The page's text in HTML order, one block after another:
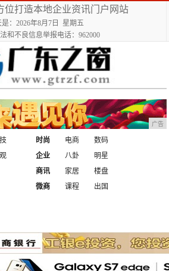
位打造本地企业资讯门户网站
是：2026年8月7日 星期五
和不良信息举报电话：962000
广告
时尚 电商
数码
企业
八卦
明星
商讯 家居
楼盘
微商
课程
出国